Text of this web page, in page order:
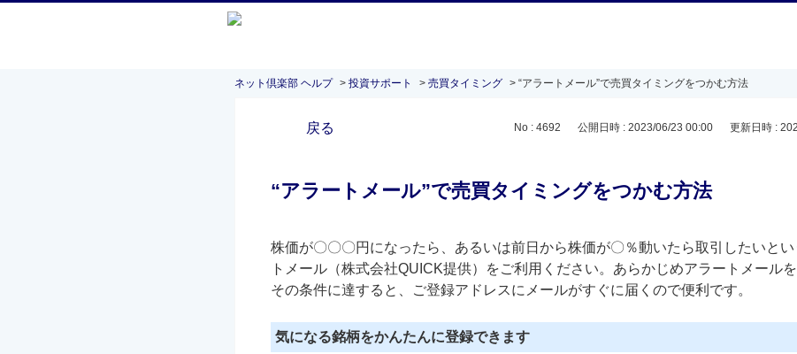
ネット倶楽部 ヘルプ > 投資サポート > 売買タイミング > “アラートメール”で売買タイミングをつかむ方法
戻る No : 4692 公開日時 : 2023/06/23 00:00 更新日時 :
“アラートメール”で売買タイミングをつかむ方法
株価が〇〇〇円になったら、あるいは前日から株価が〇％動いたら取引したいと
トメール（株式会社QUICK提供）をご利用ください。あらかじめアラートメールを
その条件に達すると、ご登録アドレスにメールがすぐに届くので便利です。
気になる銘柄をかんたんに登録できます